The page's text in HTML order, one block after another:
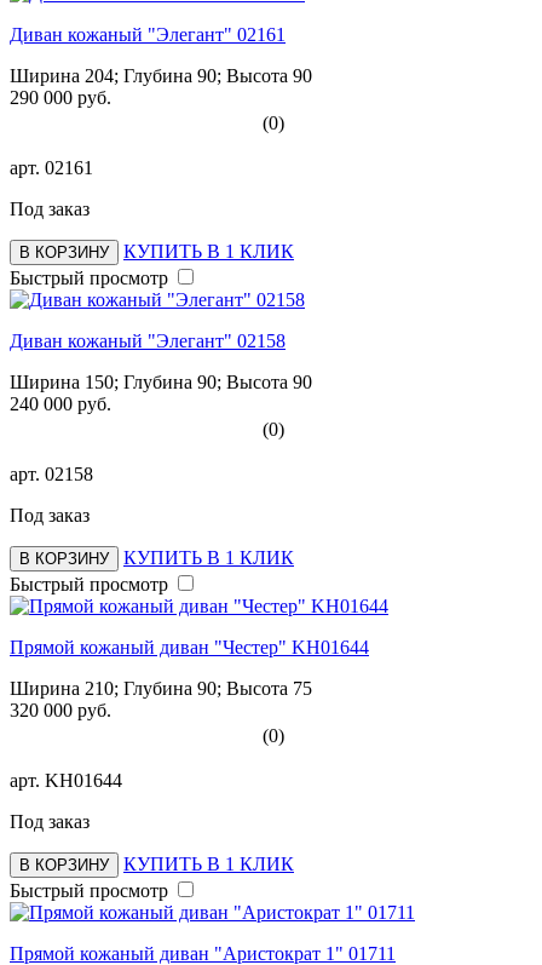
Диван кожаный "Элегант" 02161
Ширина 204; Глубина 90; Высота 90
290 000 руб.
(0)
арт. 02161
Под заказ
В КОРЗИНУ
КУПИТЬ В 1 КЛИК
Быстрый просмотр
Диван кожаный "Элегант" 02158
Ширина 150; Глубина 90; Высота 90
240 000 руб.
(0)
арт. 02158
Под заказ
В КОРЗИНУ
КУПИТЬ В 1 КЛИК
Быстрый просмотр
Прямой кожаный диван "Честер" KH01644
Ширина 210; Глубина 90; Высота 75
320 000 руб.
(0)
арт. KH01644
Под заказ
В КОРЗИНУ
КУПИТЬ В 1 КЛИК
Быстрый просмотр
Прямой кожаный диван "Аристократ 1" 01711